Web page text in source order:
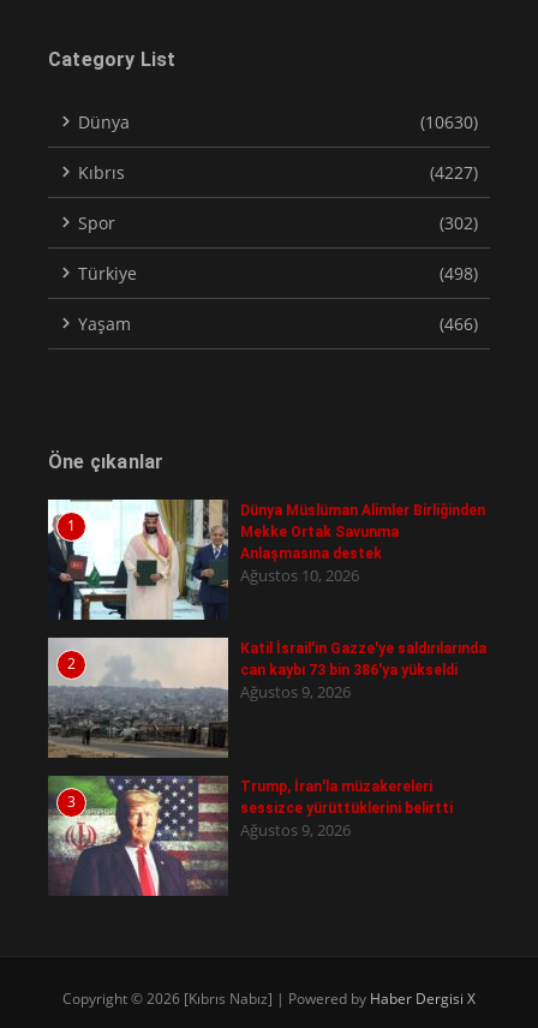
Category List
Dünya (10630)
Kıbrıs (4227)
Spor (302)
Türkiye (498)
Yaşam (466)
Öne çıkanlar
1
Dünya Müslüman Alimler Birliğinden
Mekke Ortak Savunma
Anlaşmasına destek
Ağustos 10, 2026
2
Katil İsrail'in Gazze'ye saldırılarında
can kaybı 73 bin 386'ya yükseldi
Ağustos 9, 2026
3
Trump, İran'la müzakereleri
sessizce yürüttüklerini belirtti
Ağustos 9, 2026
Copyright © 2026 [Kıbrıs Nabız] | Powered by Haber Dergisi X